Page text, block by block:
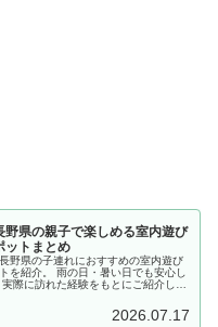
野県の親子で楽しめる室内遊び
ットまとめ
野県の子連れにおすすめの室内遊び
を紹介。 雨の日・暑い日でも安心し
際に訪れた経験をもとにご紹介して
2026.07.17